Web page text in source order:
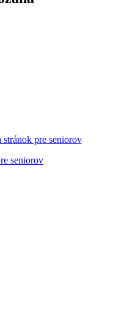
stránok pre seniorov